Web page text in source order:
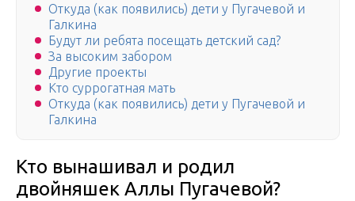
Откуда (как появились) дети у Пугачевой и
Галкина
Будут ли ребята посещать детский сад?
За высоким забором
Другие проекты
Кто суррогатная мать
Откуда (как появились) дети у Пугачевой и
Галкина
Кто вынашивал и родил
двойняшек Аллы Пугачевой?